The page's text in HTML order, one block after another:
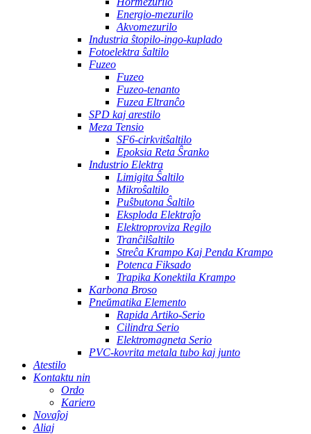
Energio-mezurilo
Akvomezurilo
Industria ŝtopilo-ingo-kuplado
Fotoelektra ŝaltilo
Fuzeo
Fuzeo
Fuzeo-tenanto
Fuzea Eltranĉo
SPD kaj arestilo
Meza Tensio
SF6-cirkvitŝaltilo
Epoksia Reta Ŝranko
Industrio Elektra
Limigita Ŝaltilo
Mikroŝaltilo
Puŝbutona Ŝaltilo
Eksploda Elektraĵo
Elektroproviza Regilo
Tranĉilŝaltilo
Streĉa Krampo Kaj Penda Krampo
Potenca Fiksado
Trapika Konektila Krampo
Karbona Broso
Pneŭmatika Elemento
Rapida Artiko-Serio
Cilindra Serio
Elektromagneta Serio
PVC-kovrita metala tubo kaj junto
Atestilo
Kontaktu nin
Ordo
Kariero
Novaĵoj
Aliaj